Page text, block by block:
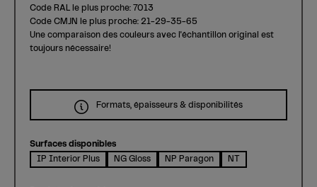
Code RAL le plus proche: 7013
Code CMJN le plus proche: 21-29-35-65
Une comparaison des couleurs avec l'échantillon original est
toujours nécessaire!
Formats, épaisseurs & disponibilités
Surfaces disponibles
IP Interior Plus
NG Gloss NP Paragon NT